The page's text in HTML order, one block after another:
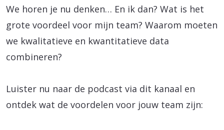
We horen je nu denken… En ik dan? Wat is het
grote voordeel voor mijn team? Waarom moeten
we kwalitatieve en kwantitatieve data
combineren?
Luister nu naar de podcast via dit kanaal en
ontdek wat de voordelen voor jouw team zijn: